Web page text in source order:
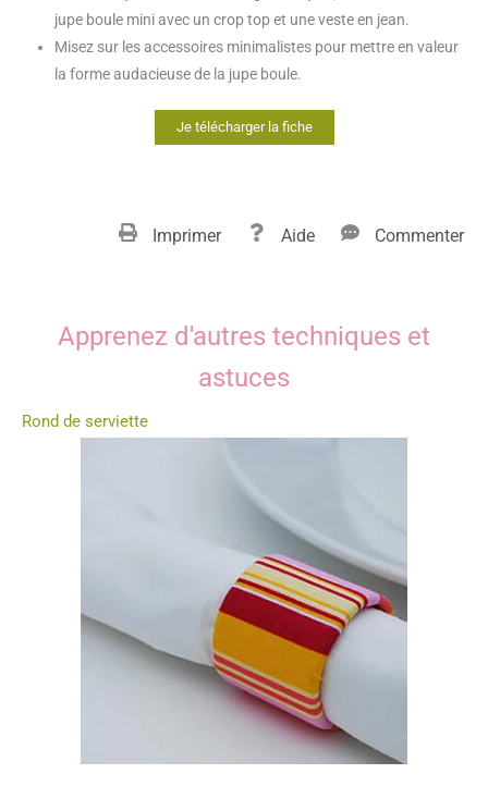
jupe boule mini avec un crop top et une veste en jean.
Misez sur les accessoires minimalistes pour mettre en valeur
la forme audacieuse de la jupe boule.
Je télécharger la fiche
Imprimer Aide Commenter
Apprenez d'autres techniques et
astuces
Rond de serviette